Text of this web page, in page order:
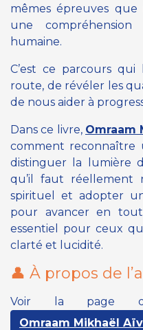
mêmes épreuves
une
humaine.
C’est ce parcours
route, de révéler les
de nous aider à
Dans ce livre, Omraam
comment reconnaître
distinguer la lumière
qu’il faut réellement
spirituel et adopter
pour avancer en
essentiel pour ceux
clarté et lucidité.
👤 À propos de
Voir la page
Omraam Mikhaël